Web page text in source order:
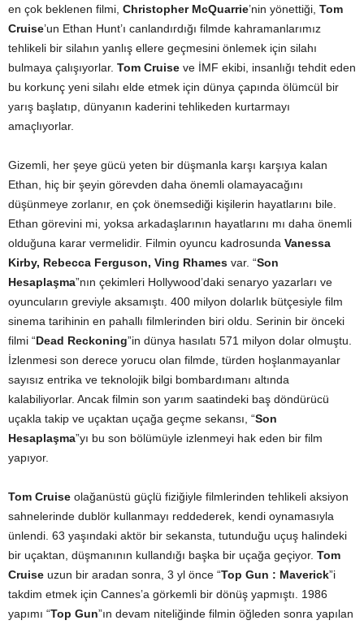
en çok beklenen filmi, Christopher McQuarrie’nin yönettiği, Tom
Cruise’un Ethan Hunt’ı canlandırdığı filmde kahramanlarımız
tehlikeli bir silahın yanlış ellere geçmesini önlemek için silahı
bulmaya çalışıyorlar. Tom Cruise ve İMF ekibi, insanlığı tehdit eden
bu korkunç yeni silahı elde etmek için dünya çapında ölümcül bir
yarış başlatıp, dünyanın kaderini tehlikeden kurtarmayı
amaçlıyorlar.
Gizemli, her şeye gücü yeten bir düşmanla karşı karşıya kalan
Ethan, hiç bir şeyin görevden daha önemli olamayacağını
düşünmeye zorlanır, en çok önemsediği kişilerin hayatlarını bile.
Ethan görevini mi, yoksa arkadaşlarının hayatlarını mı daha önemli
olduğuna karar vermelidir. Filmin oyuncu kadrosunda Vanessa
Kirby, Rebecca Ferguson, Ving Rhames var. “Son
Hesaplaşma”nın çekimleri Hollywood’daki senaryo yazarları ve
oyuncuların greviyle aksamıştı. 400 milyon dolarlık bütçesiyle film
sinema tarihinin en pahallı filmlerinden biri oldu. Serinin bir önceki
filmi “Dead Reckoning”in dünya hasılatı 571 milyon dolar olmuştu.
İzlenmesi son derece yorucu olan filmde, türden hoşlanmayanlar
sayısız entrika ve teknolojik bilgi bombardımanı altında
kalabiliyorlar. Ancak filmin son yarım saatindeki baş döndürücü
uçakla takip ve uçaktan uçağa geçme sekansı, “Son
Hesaplaşma”yı bu son bölümüyle izlenmeyi hak eden bir film
yapıyor.
Tom Cruise olağanüstü güçlü fiziğiyle filmlerinden tehlikeli aksiyon
sahnelerinde dublör kullanmayı reddederek, kendi oynamasıyla
ünlendi. 63 yaşındaki aktör bir sekansta, tutunduğu uçuş halindeki
bir uçaktan, düşmanının kullandığı başka bir uçağa geçiyor. Tom
Cruise uzun bir aradan sonra, 3 yl önce “Top Gun : Maverick”i
takdim etmek için Cannes’a görkemli bir dönüş yapmıştı. 1986
yapımı “Top Gun”ın devam niteliğinde filmin öğleden sonra yapılan